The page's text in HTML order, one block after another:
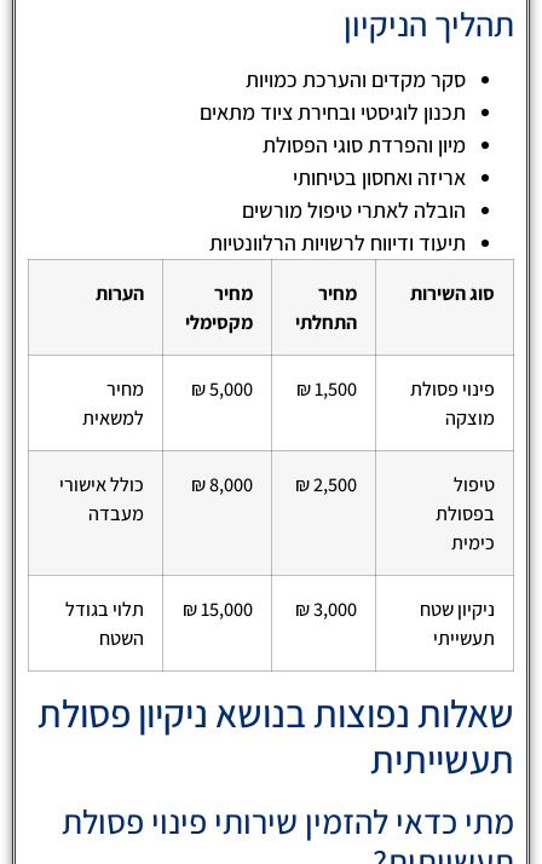
תהליך הניקיון
סקר מקדים והערכת כמויות
תכנון לוגיסטי ובחירת ציוד מתאים
מיון והפרדת סוגי הפסולת
אריזה ואחסון בטיחותי
הובלה לאתרי טיפול מורשים
תיעוד ודיווח לרשויות הרלוונטיות
סוג השירות
מחיר
התחלתי
מחיר
מקסימלי
הערות
פינוי פסולת
מוצקה
1,500 ₪
5,000 ₪
מחיר
למשאית
טיפול
בפסולת
כימית
2,500 ₪
8,000 ₪
כולל אישורי
מעבדה
ניקיון שטח
תעשייתי
3,000 ₪
15,000 ₪
תלוי בגודל
השטח
שאלות נפוצות בנושא ניקיון פסולת
תעשייתית
מתי כדאי להזמין שירותי פינוי פסולת